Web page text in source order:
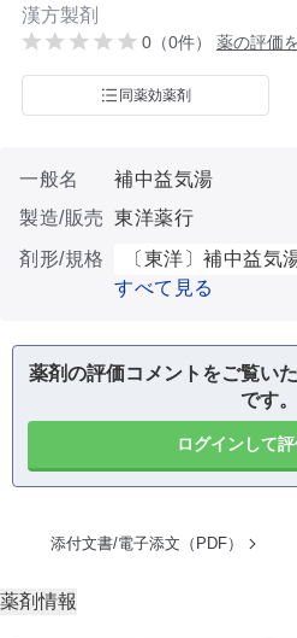
漢方製剤
0（0件） 薬の評価
同薬効薬剤
一般名
補中益気湯
製造/販売 東洋薬行
剤形/規格
〔東洋〕補中益気
すべて見る
薬剤の評価コメントをご覧い
です。
ログインして
添付文書/電子添文（PDF）
薬剤情報